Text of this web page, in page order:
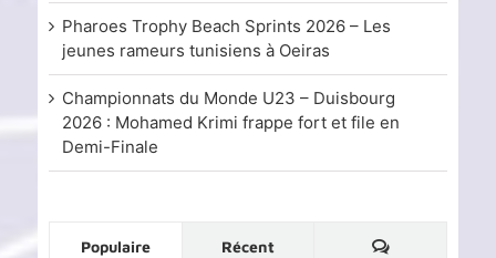
Pharoes Trophy Beach Sprints 2026 – Les
jeunes rameurs tunisiens à Oeiras
Championnats du Monde U23 – Duisbourg
2026 : Mohamed Krimi frappe fort et file en
Demi-Finale
Populaire Récent